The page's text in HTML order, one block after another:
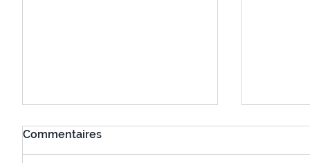
Commentaires